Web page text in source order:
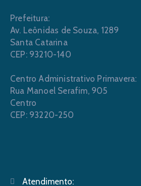
Prefeitura:
Av. Leônidas de Souza, 1289
Santa Catarina
CEP: 93210-140
Centro Administrativo Primavera:
Rua Manoel Serafim, 905
Centro
CEP: 93220-250
Atendimento: